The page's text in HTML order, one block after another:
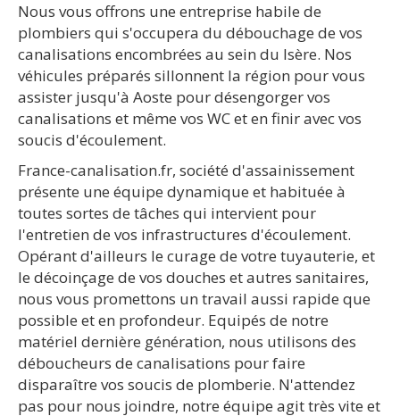
Nous vous offrons une entreprise habile de
plombiers qui s'occupera du débouchage de vos
canalisations encombrées au sein du Isère. Nos
véhicules préparés sillonnent la région pour vous
assister jusqu'à Aoste pour désengorger vos
canalisations et même vos WC et en finir avec vos
soucis d'écoulement.
France-canalisation.fr, société d'assainissement
présente une équipe dynamique et habituée à
toutes sortes de tâches qui intervient pour
l'entretien de vos infrastructures d'écoulement.
Opérant d'ailleurs le curage de votre tuyauterie, et
le décoinçage de vos douches et autres sanitaires,
nous vous promettons un travail aussi rapide que
possible et en profondeur. Equipés de notre
matériel dernière génération, nous utilisons des
déboucheurs de canalisations pour faire
disparaître vos soucis de plomberie. N'attendez
pas pour nous joindre, notre équipe agit très vite et